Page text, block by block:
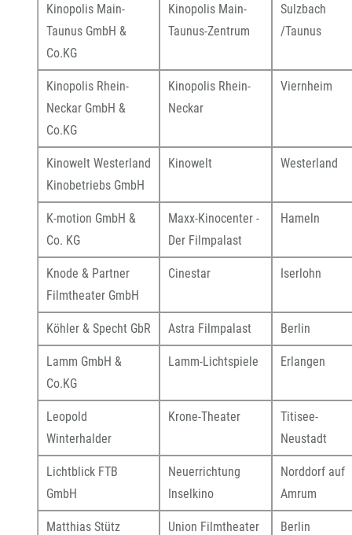
Kinopolis Main-
Taunus GmbH &
Co.KG
Kinopolis Main-
Taunus-Zentrum
Sulzbach
/Taunus
Kinopolis Rhein-
Neckar GmbH &
Co.KG
Kinopolis Rhein-
Neckar
Viernheim
Kinowelt Westerland
Kinobetriebs GmbH
Kinowelt Westerland
K-motion GmbH &
Co. KG
Maxx-Kinocenter -
Der Filmpalast
Hameln
Knode & Partner
Filmtheater GmbH
Cinestar Iserlohn
Köhler & Specht GbR Astra Filmpalast Berlin
Lamm GmbH &
Co.KG
Lamm-Lichtspiele Erlangen
Leopold
Winterhalder
Krone-Theater
Titisee-
Neustadt
Lichtblick FTB
GmbH
Neuerrichtung
Inselkino
Norddorf auf
Amrum
Matthias Stütz Union Filmtheater Berlin